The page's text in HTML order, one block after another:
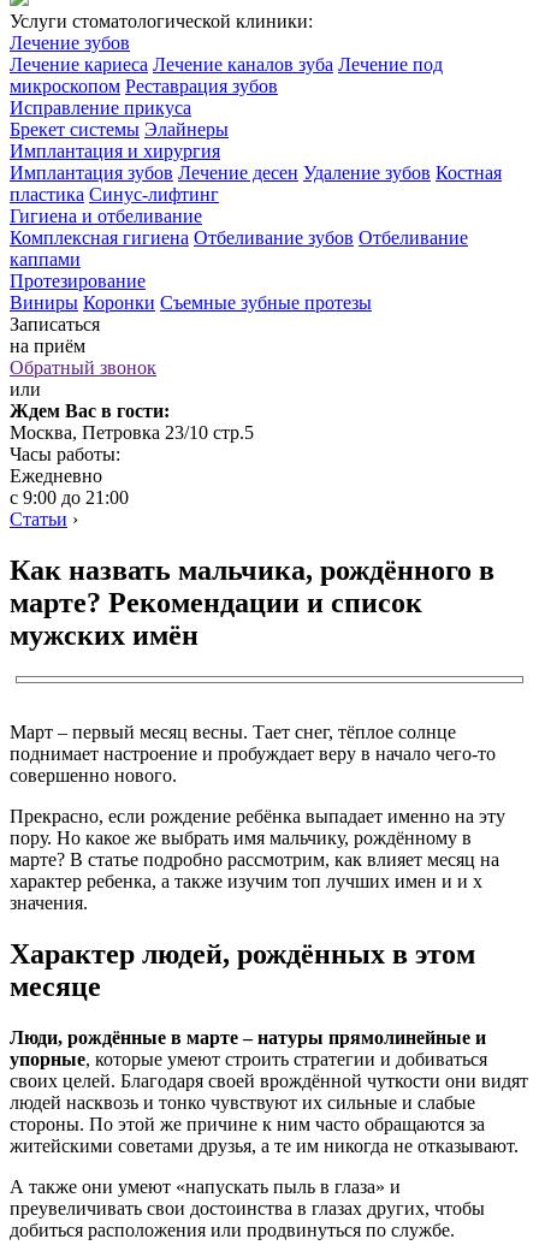
Услуги стоматологической клиники:
Лечение зубов
Лечение кариеса Лечение каналов зуба Лечение под
микроскопом Реставрация зубов
Исправление прикуса
Брекет системы Элайнеры
Имплантация и хирургия
Имплантация зубов Лечение десен Удаление зубов Костная
пластика Синус-лифтинг
Гигиена и отбеливание
Комплексная гигиена Отбеливание зубов Отбеливание
каппами
Протезирование
Виниры Коронки Съемные зубные протезы
Записаться
на приём
Обратный звонок
или
Ждем Вас в гости:
Москва, Петровка 23/10 стр.5
Часы работы:
Ежедневно
с 9:00 до 21:00
Статьи ›
Как назвать мальчика, рождённого в
марте? Рекомендации и список
мужских имён
Март – первый месяц весны. Тает снег, тёплое солнце
поднимает настроение и пробуждает веру в начало чего-то
совершенно нового.
Прекрасно, если рождение ребёнка выпадает именно на эту
пору. Но какое же выбрать имя мальчику, рождённому в
марте? В статье подробно рассмотрим, как влияет месяц на
характер ребенка, а также изучим топ лучших имен и и х
значения.
Характер людей, рождённых в этом
месяце
Люди, рождённые в марте – натуры прямолинейные и
упорные, которые умеют строить стратегии и добиваться
своих целей. Благодаря своей врождённой чуткости они видят
людей насквозь и тонко чувствуют их сильные и слабые
стороны. По этой же причине к ним часто обращаются за
житейскими советами друзья, а те им никогда не отказывают.
А также они умеют «напускать пыль в глаза» и
преувеличивать свои достоинства в глазах других, чтобы
добиться расположения или продвинуться по службе.